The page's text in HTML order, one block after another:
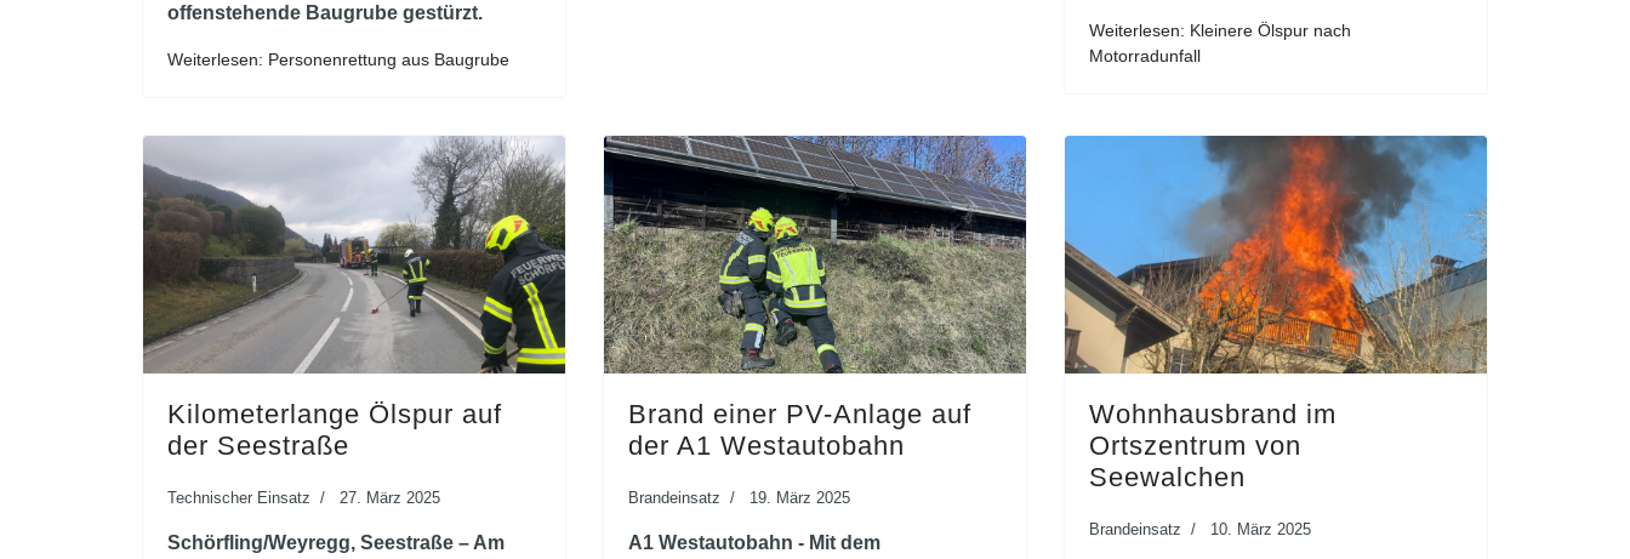
offenstehende Baugrube gestürzt.
Weiterlesen: Personenrettung aus Baugrube
Weiterlesen: Kleinere Ölspur nach
Motorradunfall
Kilometerlange Ölspur auf
der Seestraße
Technischer Einsatz 27. März 2025
Schörfling/Weyregg, Seestraße – Am
Brand einer PV-Anlage auf
der A1 Westautobahn
Brandeinsatz 19. März 2025
A1 Westautobahn - Mit dem
Wohnhausbrand im
Ortszentrum von
Seewalchen
Brandeinsatz 10. März 2025